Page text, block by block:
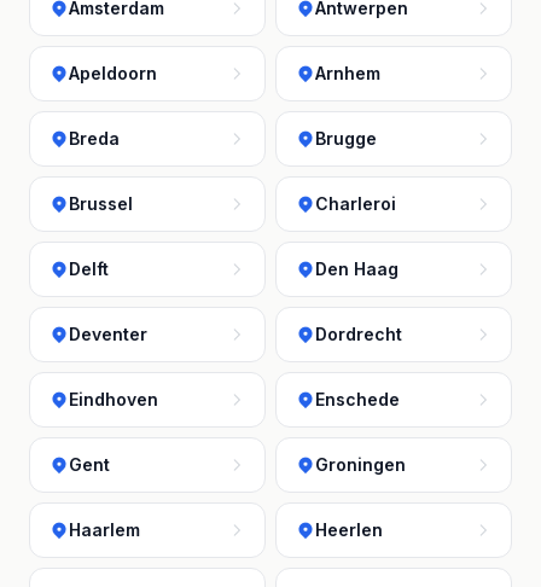
Amsterdam Antwerpen
Apeldoorn Arnhem
Breda Brugge
Brussel Charleroi
Delft Den Haag
Deventer Dordrecht
Eindhoven Enschede
Gent Groningen
Haarlem Heerlen